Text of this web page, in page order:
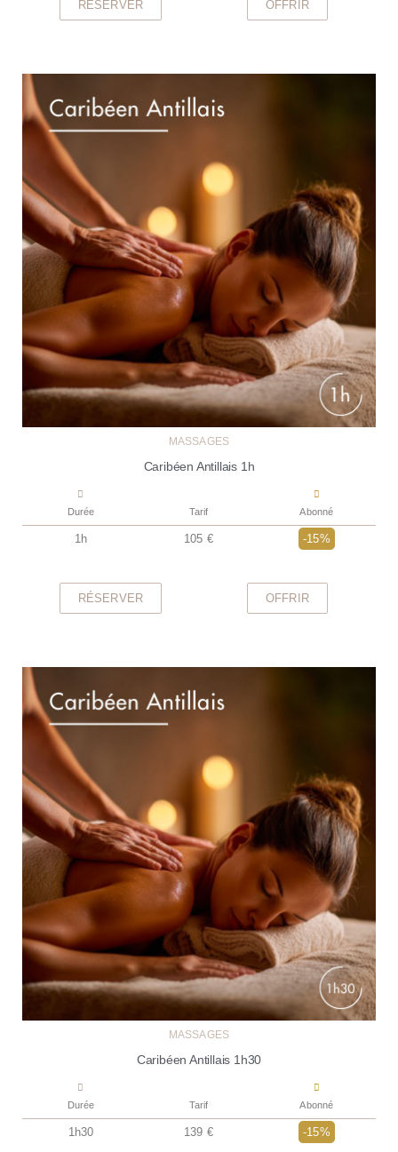
RÉSERVER OFFRIR
MASSAGES
Caribéen Antillais 1h
Durée Tarif Abonné
1h 105 € -15%
RÉSERVER OFFRIR
MASSAGES
Caribéen Antillais 1h30
Durée Tarif Abonné
1h30 139 € -15%